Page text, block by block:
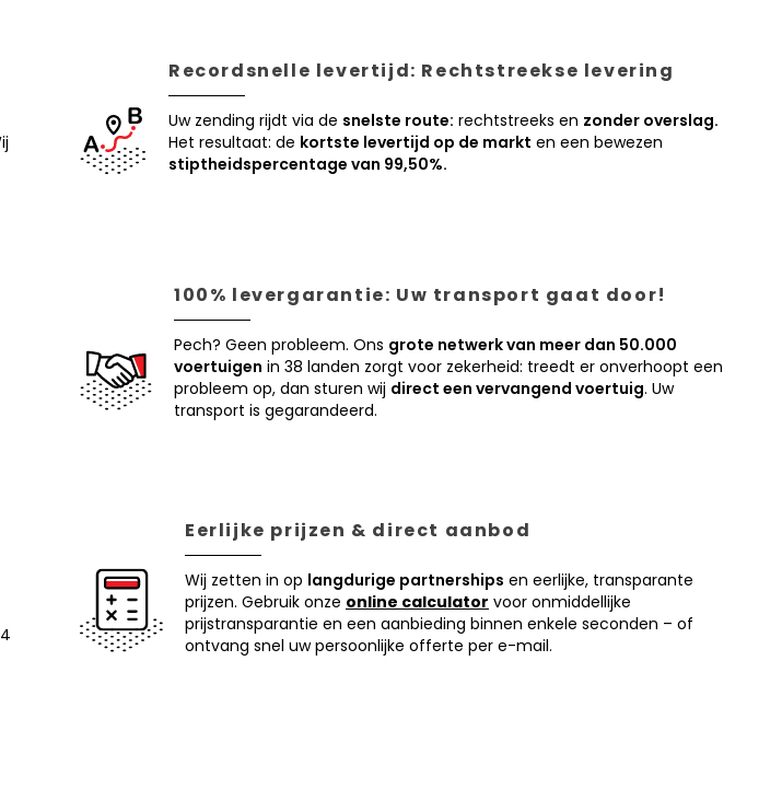
Recordsnelle levertijd: Rechtstreekse levering
Uw zending rijdt via de snelste route: rechtstreeks en zonder overslag.
Het resultaat: de kortste levertijd op de markt en een bewezen
stiptheidspercentage van 99,50%.
100% levergarantie: Uw transport gaat door!
Pech? Geen probleem. Ons grote netwerk van meer dan 50.000
voertuigen in 38 landen zorgt voor zekerheid: treedt er onverhoopt een
probleem op, dan sturen wij direct een vervangend voertuig. Uw
transport is gegarandeerd.
Eerlijke prijzen & direct aanbod
Wij zetten in op langdurige partnerships en eerlijke, transparante
prijzen. Gebruik onze online calculator voor onmiddellijke
prijstransparantie en een aanbieding binnen enkele seconden – of
ontvang snel uw persoonlijke offerte per e-mail.